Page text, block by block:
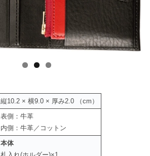
縦10.2 × 横9.0 × 厚み2.0 （cm）
表側：牛革
内側：牛革／コットン
本体